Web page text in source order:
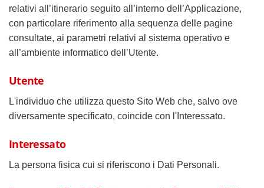
relativi all’itinerario seguito all’interno dell’Applicazione,
con particolare riferimento alla sequenza delle pagine
consultate, ai parametri relativi al sistema operativo e
all’ambiente informatico dell’Utente.
Utente
L'individuo che utilizza questo Sito Web che, salvo ove
diversamente specificato, coincide con l'Interessato.
Interessato
La persona fisica cui si riferiscono i Dati Personali.